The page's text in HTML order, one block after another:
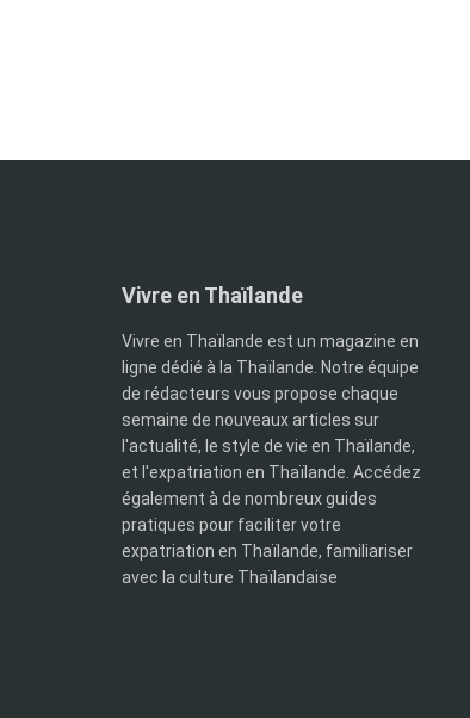
Vivre en Thaïlande
Vivre en Thaïlande est un magazine en
ligne dédié à la Thaïlande. Notre équipe
de rédacteurs vous propose chaque
semaine de nouveaux articles sur
l'actualité, le style de vie en Thaïlande,
et l'expatriation en Thaïlande. Accédez
également à de nombreux guides
pratiques pour faciliter votre
expatriation en Thaïlande, familiariser
avec la culture Thaïlandaise